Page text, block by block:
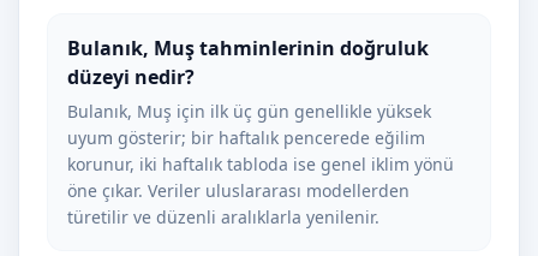
Bulanık, Muş tahminlerinin doğruluk
düzeyi nedir?
Bulanık, Muş için ilk üç gün genellikle yüksek
uyum gösterir; bir haftalık pencerede eğilim
korunur, iki haftalık tabloda ise genel iklim yönü
öne çıkar. Veriler uluslararası modellerden
türetilir ve düzenli aralıklarla yenilenir.